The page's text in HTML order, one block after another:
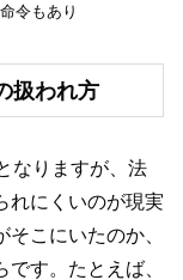
令もあり
扱われ方
なりますが、法
れにくいのが現実
こにいたのか、
す。たとえば、